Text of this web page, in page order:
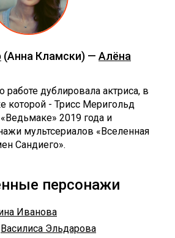
(Анна Кламски) — Алёна
работе дублировала актриса, в
которой - Трисс Меригольд
2019 года и
мультсериалов «Вселенная
Сандиего».
персонажи
Иванова
Василиса Эльдарова